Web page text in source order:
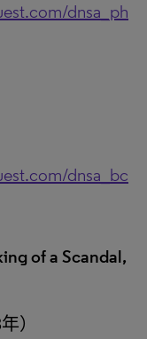
dnsa_ph
dnsa_bc
of a Scandal,
）